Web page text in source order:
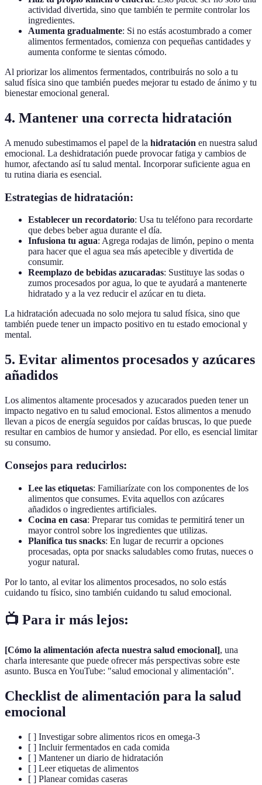
actividad divertida, sino que también te permite controlar los
ingredientes.
Aumenta gradualmente: Si no estás acostumbrado a comer
alimentos fermentados, comienza con pequeñas cantidades y
aumenta conforme te sientas cómodo.
Al priorizar los alimentos fermentados, contribuirás no solo a tu
salud física sino que también puedes mejorar tu estado de ánimo y tu
bienestar emocional general.
4. Mantener una correcta hidratación
A menudo subestimamos el papel de la hidratación en nuestra salud
emocional. La deshidratación puede provocar fatiga y cambios de
humor, afectando así tu salud mental. Incorporar suficiente agua en
tu rutina diaria es esencial.
Estrategias de hidratación:
Establecer un recordatorio: Usa tu teléfono para recordarte
que debes beber agua durante el día.
Infusiona tu agua: Agrega rodajas de limón, pepino o menta
para hacer que el agua sea más apetecible y divertida de
consumir.
Reemplazo de bebidas azucaradas: Sustituye las sodas o
zumos procesados por agua, lo que te ayudará a mantenerte
hidratado y a la vez reducir el azúcar en tu dieta.
La hidratación adecuada no solo mejora tu salud física, sino que
también puede tener un impacto positivo en tu estado emocional y
mental.
5. Evitar alimentos procesados y azúcares
añadidos
Los alimentos altamente procesados y azucarados pueden tener un
impacto negativo en tu salud emocional. Estos alimentos a menudo
llevan a picos de energía seguidos por caídas bruscas, lo que puede
resultar en cambios de humor y ansiedad. Por ello, es esencial limitar
su consumo.
Consejos para reducirlos:
Lee las etiquetas: Familiarízate con los componentes de los
alimentos que consumes. Evita aquellos con azúcares
añadidos o ingredientes artificiales.
Cocina en casa: Preparar tus comidas te permitirá tener un
mayor control sobre los ingredientes que utilizas.
Planifica tus snacks: En lugar de recurrir a opciones
procesadas, opta por snacks saludables como frutas, nueces o
yogur natural.
Por lo tanto, al evitar los alimentos procesados, no solo estás
cuidando tu físico, sino también cuidando tu salud emocional.
📺 Para ir más lejos:
[Cómo la alimentación afecta nuestra salud emocional], una
charla interesante que puede ofrecer más perspectivas sobre este
asunto. Busca en YouTube: "salud emocional y alimentación".
Checklist de alimentación para la salud
emocional
[ ] Investigar sobre alimentos ricos en omega-3
[ ] Incluir fermentados en cada comida
[ ] Mantener un diario de hidratación
[ ] Leer etiquetas de alimentos
[ ] Planear comidas caseras